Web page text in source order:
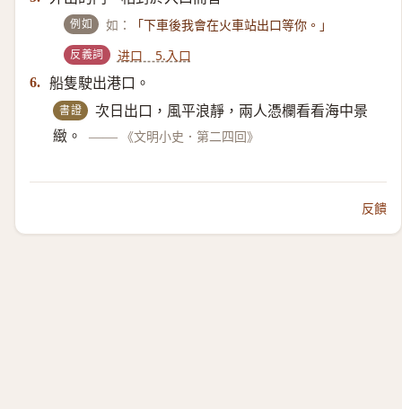
例如 如： 「下車後我會在火車站出口等你。」
反義詞 进口 5.入口
6. 船隻駛出港口。
書證
次日出口，風平浪靜，兩人憑欄看看海中景
緻。
—— 《文明小史．第二四回》
反饋